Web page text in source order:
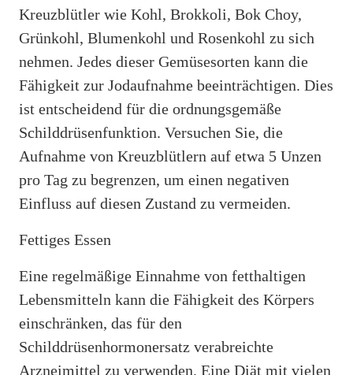
Kreuzblütler wie Kohl, Brokkoli, Bok Choy,
Grünkohl, Blumenkohl und Rosenkohl zu sich
nehmen. Jedes dieser Gemüsesorten kann die
Fähigkeit zur Jodaufnahme beeinträchtigen. Dies
ist entscheidend für die ordnungsgemäße
Schilddrüsenfunktion. Versuchen Sie, die
Aufnahme von Kreuzblütlern auf etwa 5 Unzen
pro Tag zu begrenzen, um einen negativen
Einfluss auf diesen Zustand zu vermeiden.
Fettiges Essen
Eine regelmäßige Einnahme von fetthaltigen
Lebensmitteln kann die Fähigkeit des Körpers
einschränken, das für den
Schilddrüsenhormonersatz verabreichte
Arzneimittel zu verwenden. Eine Diät mit vielen